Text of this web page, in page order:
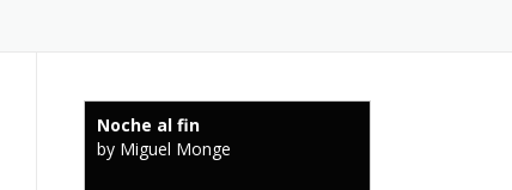
Noche al fin
by Miguel Monge